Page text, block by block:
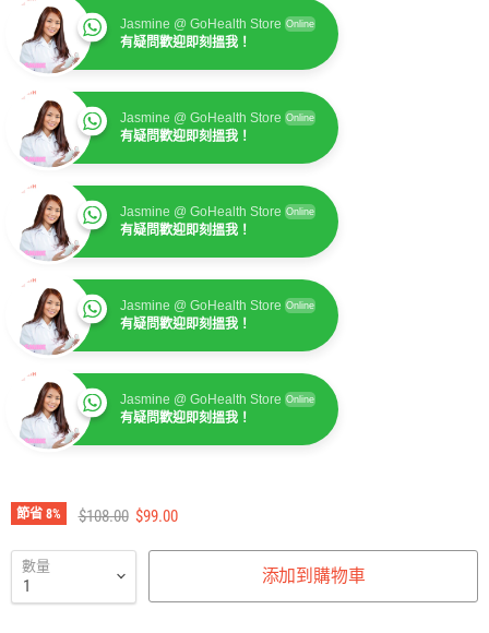
Jasmine @ GoHealth Store Online
有疑問歡迎即刻搵我！
Jasmine @ GoHealth Store Online
有疑問歡迎即刻搵我！
Jasmine @ GoHealth Store Online
有疑問歡迎即刻搵我！
Jasmine @ GoHealth Store Online
有疑問歡迎即刻搵我！
Jasmine @ GoHealth Store Online
有疑問歡迎即刻搵我！
節省 8% 建議零售價
$108.00 售價
$99.00
數量 添加到購物車